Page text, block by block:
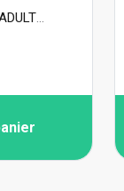
3M OPTICLUDE MAXI ADULTE - 20 Pansements